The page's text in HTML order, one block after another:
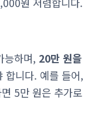
능하며, 20만 원을
합니다. 예를 들어,
5만 원은 추가로